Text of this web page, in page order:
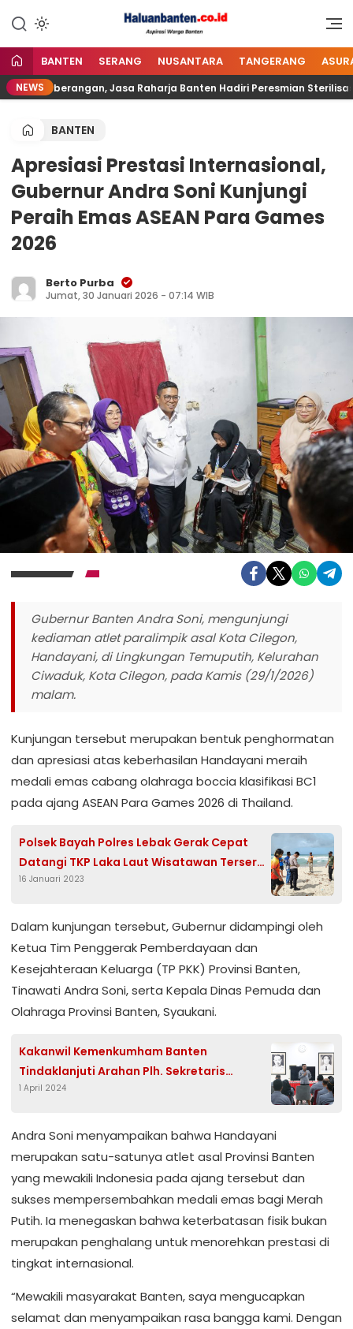
konten
Haluan Banten
Aspirasi Warga Banten
BANTEN SERANG NUSANTARA TANGERANG
NEWS Jasa Raharja Banten Hadiri Peresmian Sterilisasi
BANTEN
Apresiasi Prestasi Internasional,
Gubernur Andra Soni Kunjungi
Peraih Emas ASEAN Para Games
2026
Berto Purba
Jumat, 30 Januari 2026 - 07:14 WIB
Gubernur Banten Andra Soni, mengunjungi
kediaman atlet paralimpik asal Kota Cilegon,
Handayani, di Lingkungan Temuputih, Kelurahan
Ciwaduk, Kota Cilegon, pada Kamis (29/1/2026)
malam.
Kunjungan tersebut merupakan bentuk penghormatan
dan apresiasi atas keberhasilan Handayani meraih
medali emas cabang olahraga boccia klasifikasi BC1
pada ajang ASEAN Para Games 2026 di Thailand.
Polsek Bayah Polres Lebak Gerak Cepat
Datangi TKP Laka Laut Wisatawan Terseret
Ombak
16 Januari 2023
Dalam kunjungan tersebut, Gubernur didampingi oleh
Ketua Tim Penggerak Pemberdayaan dan
Kesejahteraan Keluarga (TP PKK) Provinsi Banten,
Tinawati Andra Soni, serta Kepala Dinas Pemuda dan
Olahraga Provinsi Banten, Syaukani.
Kakanwil Kemenkumham Banten
Tindaklanjuti Arahan Plh. Sekretaris
Jenderal
1 April 2024
Andra Soni menyampaikan bahwa Handayani
merupakan satu-satunya atlet asal Provinsi Banten
yang mewakili Indonesia pada ajang tersebut dan
sukses mempersembahkan medali emas bagi Merah
Putih. Ia menegaskan bahwa keterbatasan fisik bukan
merupakan penghalang untuk menorehkan prestasi di
tingkat internasional.
“Mewakili masyarakat Banten, saya mengucapkan
selamat dan menyampaikan rasa bangga kami. Dengan